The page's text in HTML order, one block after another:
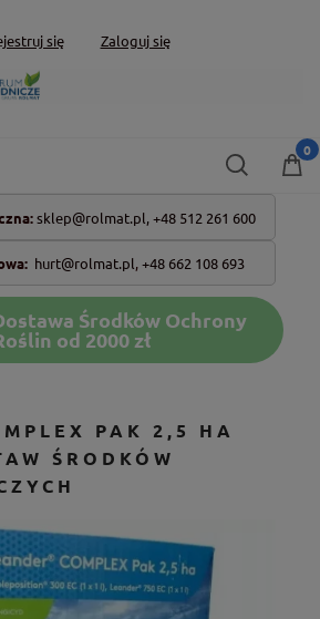
się Zaloguj się
sklep@rolmat.pl, +48 512 261 600
hurt@rolmat.pl,+48 662 108 693
Środków Ochrony
od 2000 zł
PAK 2,5 HA
ŚRODKÓW